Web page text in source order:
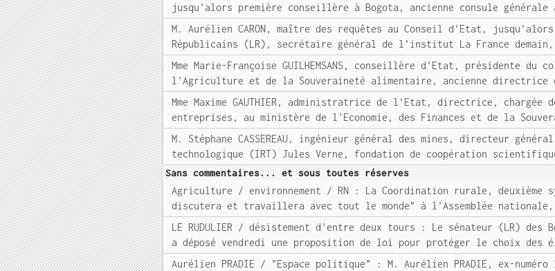
jusqu'alors première conseillère à Bogota, ancienne consule générale
M. Aurélien CARON, maître des requêtes au Conseil d'Etat,
Républicains (LR), secrétaire général de l'institut La France
Mme Marie-Françoise GUILHEMSANS, conseillère d'Etat, présidente du
l'Agriculture et de la Souveraineté alimentaire, ancienne
Mme Maxime GAUTHIER, administratrice de l'Etat, directrice, chargée
entreprises, au ministère de l'Economie, des Finances et de la
M. Stéphane CASSEREAU, ingénieur général des mines, directeur
technologique (IRT) Jules Verne, fondation de coopération
Sans commentaires... et sous toutes réserves
Agriculture / environnement / RN : La Coordination rurale,
discutera et travaillera avec tout le monde" à l'Assemblée
LE RUDULIER / désistement d'entre deux tours : Le sénateur (LR) des
a déposé vendredi une proposition de loi pour protéger le choix des
Aurélien PRADIE / "Espace politique" : M. Aurélien PRADIE, ex-numéro